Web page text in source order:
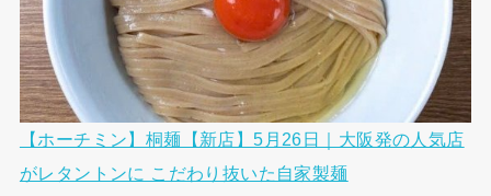
【ホーチミン】桐麺【新店】5月26日｜大阪発の人気店
がレタントンに こだわり抜いた自家製麺